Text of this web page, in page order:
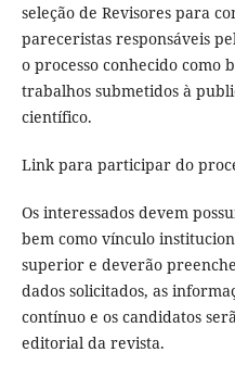
seleção de Revisores para
pareceristas responsáveis
o processo conhecido como
trabalhos submetidos à
científico.
Link para participar do
Os interessados devem
bem como vínculo
superior e deverão
dados solicitados, as
contínuo e os candidatos
editorial da revista.